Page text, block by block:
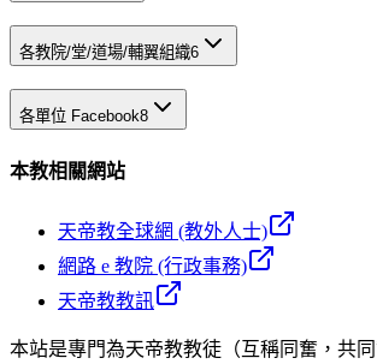
各教院/堂/道場/輔翼組織6
各單位 Facebook8
本教相關網站
天帝教全球網 (教外人士)
網路 e 教院 (行政事務)
天帝教教訊
本站是專門為天帝教教徒（互稱同奮，共